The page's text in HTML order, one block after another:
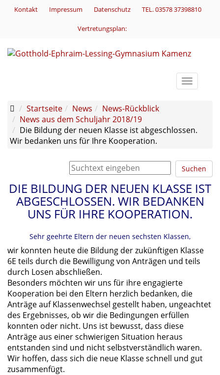
Kontakt Impressum Datenschutz TEL. 03578 37398810
Vertretungsplan:
Toggle
Startseite
News
News-Rückblick
News aus dem Schuljahr 2018/19
Die Bildung der neuen Klasse ist abgeschlossen.
Wir bedanken uns für Ihre Kooperation.
Suchen
DIE BILDUNG DER NEUEN KLASSE IST
ABGESCHLOSSEN. WIR BEDANKEN
UNS FÜR IHRE KOOPERATION.
Sehr geehrte Eltern der neuen sechsten Klassen,
wir konnten heute die Bildung der zukünftigen Klasse
6E teils durch die Bewilligung von Anträgen und teils
durch Losen abschließen.
Besonders möchten wir uns für ihre engagierte
Kooperation bei den Eltern herzlich bedanken, die
Anträge auf Klassenwechsel gestellt haben, ungeachtet
des Ergebnisses, ob wir die Bedingungen erfüllen
konnten oder nicht. Uns ist bewusst, dass diese
Anträge aus einer schwierigen Situation heraus
entstanden sind und nicht selbstverständlich waren.
Wir hoffen, dass sich die neue Klasse schnell und gut
zusammenfügt.